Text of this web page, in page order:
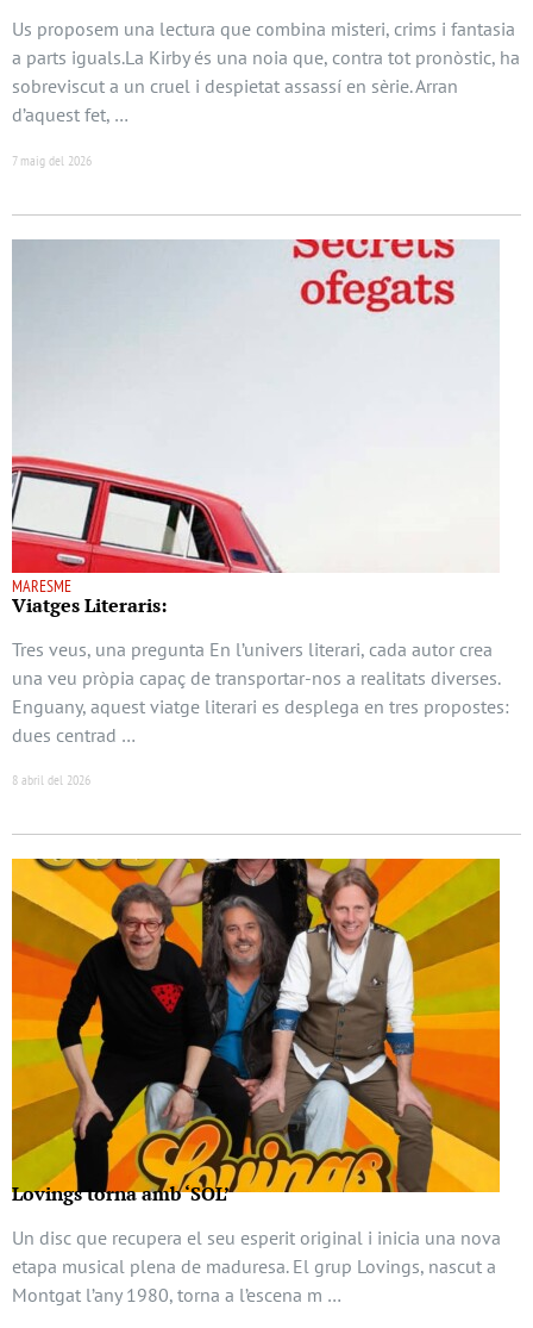
Us proposem una lectura que combina misteri, crims i fantasia
a parts iguals.La Kirby és una noia que, contra tot pronòstic, ha
sobreviscut a un cruel i despietat assassí en sèrie. Arran
d’aquest fet, …
7 maig del 2026
MARESME
Viatges Literaris:
Tres veus, una pregunta En l’univers literari, cada autor crea
una veu pròpia capaç de transportar-nos a realitats diverses.
Enguany, aquest viatge literari es desplega en tres propostes:
dues centrad …
8 abril del 2026
Lovings torna amb ‘SOL’
Un disc que recupera el seu esperit original i inicia una nova
etapa musical plena de maduresa. El grup Lovings, nascut a
Montgat l’any 1980, torna a l’escena m …